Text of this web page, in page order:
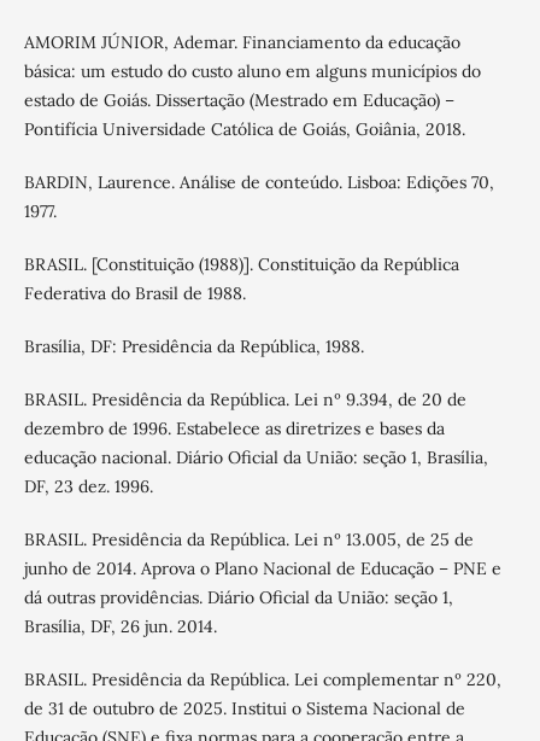
AMORIM JÚNIOR, Ademar. Financiamento da educação
básica: um estudo do custo aluno em alguns municípios do
estado de Goiás. Dissertação (Mestrado em Educação) –
Pontifícia Universidade Católica de Goiás, Goiânia, 2018.
BARDIN, Laurence. Análise de conteúdo. Lisboa: Edições 70,
1977.
BRASIL. [Constituição (1988)]. Constituição da República
Federativa do Brasil de 1988.
Brasília, DF: Presidência da República, 1988.
BRASIL. Presidência da República. Lei nº 9.394, de 20 de
dezembro de 1996. Estabelece as diretrizes e bases da
educação nacional. Diário Oficial da União: seção 1, Brasília,
DF, 23 dez. 1996.
BRASIL. Presidência da República. Lei nº 13.005, de 25 de
junho de 2014. Aprova o Plano Nacional de Educação – PNE e
dá outras providências. Diário Oficial da União: seção 1,
Brasília, DF, 26 jun. 2014.
BRASIL. Presidência da República. Lei complementar nº 220,
de 31 de outubro de 2025. Institui o Sistema Nacional de